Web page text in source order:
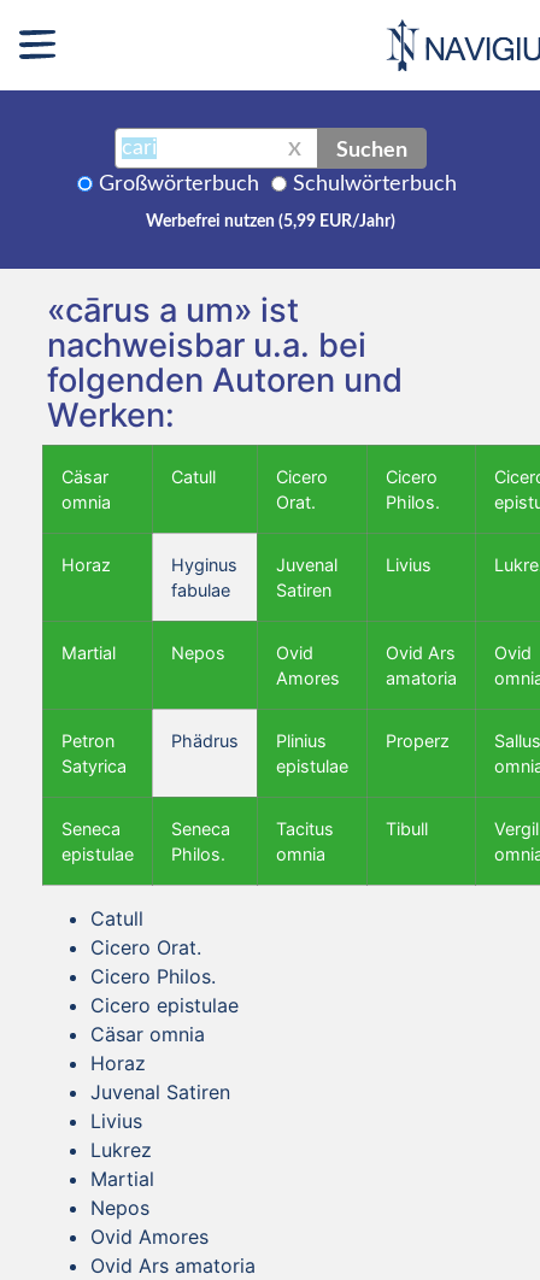
X Suchen
Großwörterbuch Schulwörterbuch
Werbefrei nutzen (5,99 EUR/Jahr)
«cārus a um» ist
nachweisbar u.a. bei
folgenden Autoren und
Werken:
Cäsar
omnia
Catull
Cicero
Orat.
Cicero
Philos.
Horaz
Hyginus
fabulae
Juvenal
Satiren
Livius
Martial Nepos
Ovid
Amores
Ovid Ars
amatoria
Ovid
Petron
Satyrica
Phädrus
Plinius
epistulae
Properz
Seneca
epistulae
Seneca
Philos.
Tacitus
omnia
Tibull
Vergil
Catull
Cicero Orat.
Cicero Philos.
Cicero epistulae
Cäsar omnia
Horaz
Juvenal Satiren
Livius
Lukrez
Martial
Nepos
Ovid Amores
Ovid Ars amatoria